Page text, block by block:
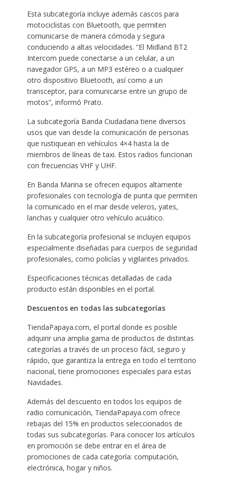
Esta subcategoría incluye además cascos para
motociclistas con Bluetooth, que permiten
comunicarse de manera cómoda y segura
conduciendo a altas velocidades. “El Midland BT2
Intercom puede conectarse a un celular, a un
navegador GPS, a un MP3 estéreo o a cualquier
otro dispositivo Bluetooth, así como a un
transceptor, para comunicarse entre un grupo de
motos”, informó Prato.
La subcategoría Banda Ciudadana tiene diversos
usos que van desde la comunicación de personas
que rustiquean en vehículos 4×4 hasta la de
miembros de líneas de taxi. Estos radios funcionan
con frecuencias VHF y UHF.
En Banda Marina se ofrecen equipos altamente
profesionales con tecnología de punta que permiten
la comunicado en el mar desde veleros, yates,
lanchas y cualquier otro vehículo acuático.
En la subcategoría profesional se incluyen equipos
especialmente diseñadas para cuerpos de seguridad
profesionales, como policías y vigilantes privados.
Especificaciones técnicas detalladas de cada
producto están disponibles en el portal.
Descuentos en todas las subcategorías
TiendaPapaya.com, el portal donde es posible
adquirir una amplia gama de productos de distintas
categorías a través de un proceso fácil, seguro y
rápido, que garantiza la entrega en todo el territorio
nacional, tiene promociones especiales para estas
Navidades.
Además del descuento en todos los equipos de
radio comunicación, TiendaPapaya.com ofrece
rebajas del 15% en productos seleccionados de
todas sus subcategorías. Para conocer los artículos
en promoción se debe entrar en el área de
promociones de cada categoría: computación,
electrónica, hogar y niños.